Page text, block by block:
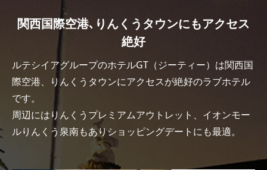
関西国際空港､りんくうタウンにもアクセス
絶好
ルテシイアグループのホテルGT（ジーティー）は関西国
際空港、りんくうタウンにアクセスが絶好のラブホテル
です。
周辺にはりんくうプレミアムアウトレット、イオンモー
ルりんくう泉南もありショッピングデートにも最適。